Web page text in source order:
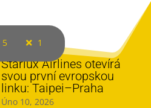
5 1
Starlux Airlines otevírá
svou první evropskou
linku: Taipei–Praha
Úno 10, 2026